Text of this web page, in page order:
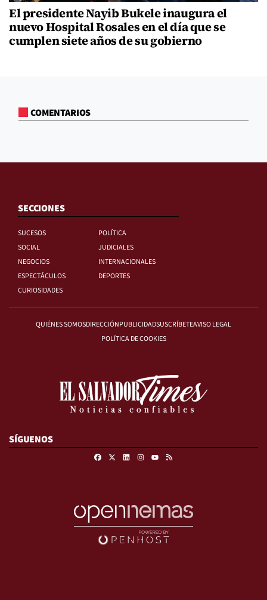
El presidente Nayib Bukele inaugura el
nuevo Hospital Rosales en el día que se
cumplen siete años de su gobierno
COMENTARIOS
SECCIONES
SUCESOS
POLÍTICA
SOCIAL
JUDICIALES
NEGOCIOS
INTERNACIONALES
ESPECTÁCULOS
DEPORTES
CURIOSIDADES
QUIÉNES SOMOSDIRECCIÓNPUBLICIDADSUSCRÍBETEAVISO LEGAL
POLÍTICA DE COOKIES
SÍGUENOS
FacebookLinkedinInstagram